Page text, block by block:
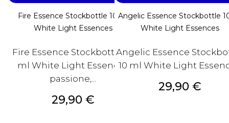
Fire Essence Stockbottle 10 Ml
White Light Essences
Fire Essence Stockbottle 10
ml White Light Essences
passione,...
Prezzo
29,90 €
Angelic Essence Stockbottle
White Light Essences
Angelic Essence
10 ml White Light
Prezzo
29,90 €